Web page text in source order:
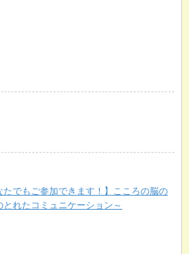
たでもご参加できます！】こころの脳の
れたコミュニケーション～